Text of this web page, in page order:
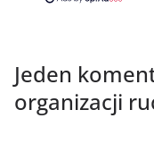
Jeden
organizacji